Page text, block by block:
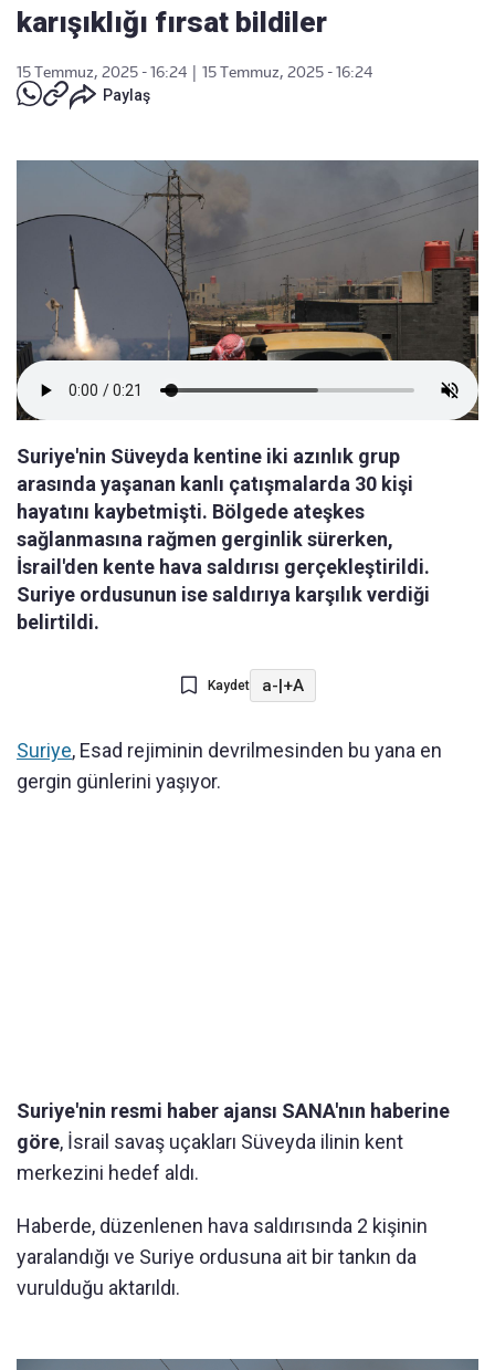
karışıklığı fırsat bildiler
15 Temmuz, 2025 - 16:24
15 Temmuz, 2025 - 16:24
Paylaş
Suriye'nin Süveyda kentine iki azınlık grup
arasında yaşanan kanlı çatışmalarda 30 kişi
hayatını kaybetmişti. Bölgede ateşkes
sağlanmasına rağmen gerginlik sürerken,
İsrail'den kente hava saldırısı gerçekleştirildi.
Suriye ordusunun ise saldırıya karşılık verdiği
belirtildi.
Kaydet a-|+A
Suriye, Esad rejiminin devrilmesinden bu yana en
gergin günlerini yaşıyor.
Suriye'nin resmi haber ajansı SANA'nın haberine
göre, İsrail savaş uçakları Süveyda ilinin kent
merkezini hedef aldı.
Haberde, düzenlenen hava saldırısında 2 kişinin
yaralandığı ve Suriye ordusuna ait bir tankın da
vurulduğu aktarıldı.